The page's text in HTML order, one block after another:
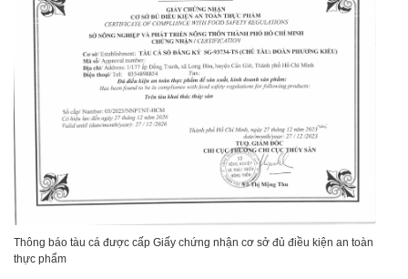
Thông báo tàu cá được cấp Giấy chứng nhận cơ sở đủ điều kiện an toàn
thực phẩm